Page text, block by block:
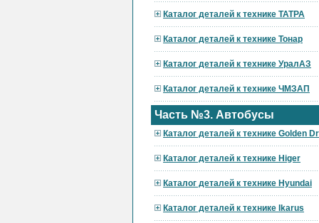
Каталог деталей к технике ТАТРА
Каталог деталей к технике Тонар
Каталог деталей к технике УралАЗ
Каталог деталей к технике ЧМЗАП
Часть №3. Автобусы
Каталог деталей к технике Golden
Каталог деталей к технике Higer
Каталог деталей к технике Hyundai
Каталог деталей к технике Ikarus